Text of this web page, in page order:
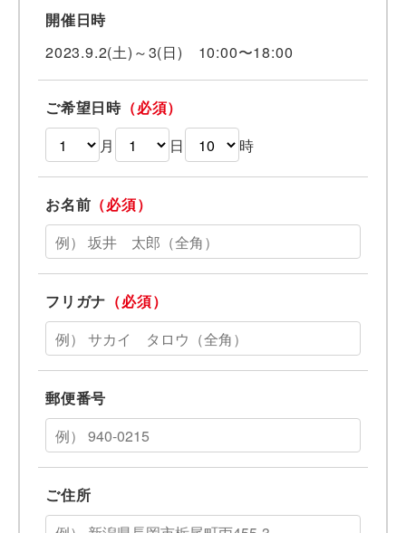
開催日時
2023.9.2(土)～3(日) 10:00〜18:00
ご希望日時 （必須）
月
日 時
お名前 （必須）
フリガナ （必須）
郵便番号
ご住所